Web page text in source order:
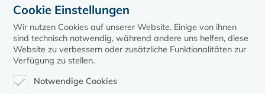
Markus Wiechert erneut zum Kirchen-
Regierungsbeauftragten berufen
Cookie Einstellungen
Wir nutzen Cookies auf unserer Website. Einige von ihnen
sind technisch notwendig, während andere uns helfen, diese
Website zu verbessern oder zusätzliche Funktionalitäten zur
Verfügung zu stellen.
Notwendige Cookies